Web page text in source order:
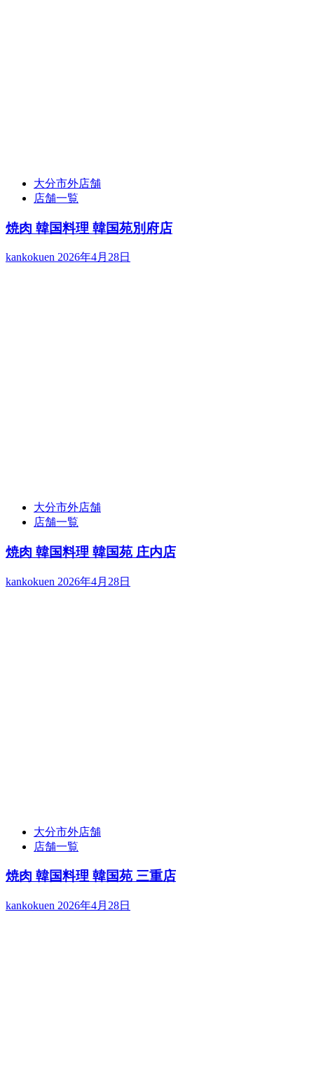
大分市外店舗
店舗一覧
焼肉 韓国料理 韓国苑別府店
kankokuen 2026年4月28日
大分市外店舗
店舗一覧
焼肉 韓国料理 韓国苑 庄内店
kankokuen 2026年4月28日
大分市外店舗
店舗一覧
焼肉 韓国料理 韓国苑 三重店
kankokuen 2026年4月28日